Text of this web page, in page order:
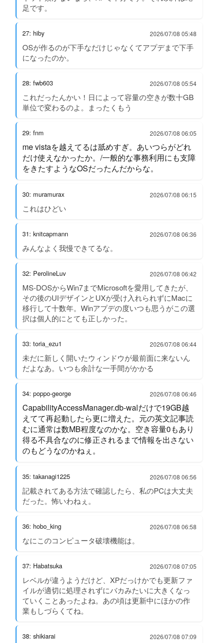
足です。
27: hiby 2026/07/08 05:48
OSが作るのが下手なだけじゃなくてアプデまで下手
になったのか。
28: fwb603 2026/07/08 05:54
これだったんかい！日によって容量の空きが数十GB
単位で変わるのよ。まったくもう
29: fnm 2026/07/08 06:05
me vistaを越えてるは舐めすぎ。あいつらがどれ
だけ使えなかったか。/一般的な事務利用にも支障
をきたすようなOSだったんだからな。
30: muramurax 2026/07/08 06:15
これはひどい
31: knitcapmann 2026/07/08 06:36
みんなよく我慢できてるな。
32: PerolineLuv 2026/07/08 06:42
MS-DOSからWin7までMicrosoftを愛用してきたが、
その後のUIデザインとUXが受け入れられずにMacに
移行して十数年。Winアプデの度いつも思うがこの選
択は個人的にとても正しかった。
33: toria_ezu1 2026/07/08 06:44
未だに新しく開いたウィンドウが最前面に来ないん
だよなあ。いつも余計な一手間がかかる
34: poppo-george 2026/07/08 06:46
CapabilityAccessManager.db-walだけで19GB越
えてて再起動したら更に増えた。元の英文記事読
むに通常は数MB程度なのかな。空き容量0もあり
得る不具合なのに修正されるまで情報を出さない
のもどうなのかねぇ。
35: takanagi1225 2026/07/08 06:56
記載されてある方法で確認したら、私のPCは大丈夫
だった。怖いわねぇ。
36: hobo_king 2026/07/08 06:58
なにこのコンピュータ破壊機能は。
37: Habatsuka 2026/07/08 07:05
レベルが違うようだけど、XPだっけかでも更新ファ
イルが適切に処理されずにバカみたいに大きくなっ
ていくことあったよね。あの頃は更新中にほかの作
業もしづらくてね。
38: shikiarai 2026/07/08 07:09